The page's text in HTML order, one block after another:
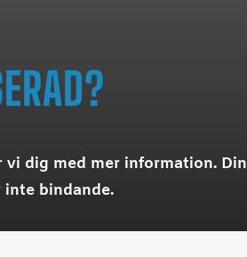
dig med mer information. Din
inte bindande.